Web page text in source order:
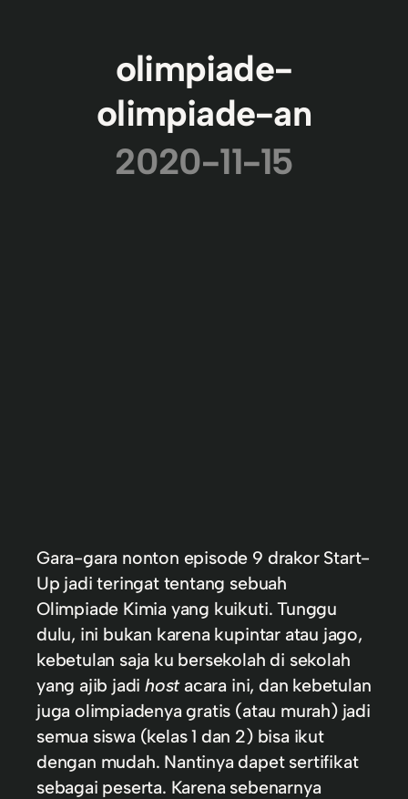
olimpiade-
olimpiade-an
2020-11-15
Gara-gara nonton episode 9 drakor Start-
Up jadi teringat tentang sebuah
Olimpiade Kimia yang kuikuti. Tunggu
dulu, ini bukan karena kupintar atau jago,
kebetulan saja ku bersekolah di sekolah
yang ajib jadihostacara ini, dan kebetulan
juga olimpiadenya gratis (atau murah) jadi
semua siswa (kelas 1 dan 2) bisa ikut
dengan mudah. Nantinya dapet sertifikat
sebagai peserta. Karena sebenarnya